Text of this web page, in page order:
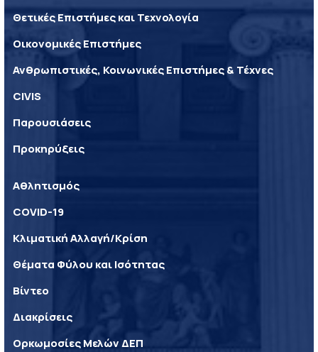
Θετικές Επιστήμες και Τεχνολογία
Οικονομικές Επιστήμες
Ανθρωπιστικές, Κοινωνικές Επιστήμες & Τέχνες
CIVIS
Παρουσιάσεις
Προκηρύξεις
Αθλητισμός
COVID-19
Κλιματική Αλλαγή/Κρίση
Θέματα Φύλου και Ισότητας
Βίντεο
Διακρίσεις
Ορκωμοσίες Μελών ΔΕΠ